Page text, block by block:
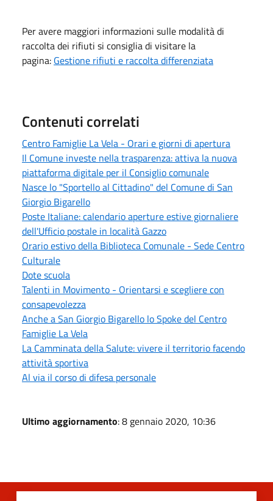
Per avere maggiori informazioni sulle modalità di
raccolta dei rifiuti si consiglia di visitare la
pagina: Gestione rifiuti e raccolta differenziata
Contenuti correlati
Centro Famiglie La Vela - Orari e giorni di apertura
Il Comune investe nella trasparenza: attiva la nuova
piattaforma digitale per il Consiglio comunale
Nasce lo "Sportello al Cittadino" del Comune di San
Giorgio Bigarello
Poste Italiane: calendario aperture estive giornaliere
dell'Ufficio postale in località Gazzo
Orario estivo della Biblioteca Comunale - Sede Centro
Culturale
Dote scuola
Talenti in Movimento - Orientarsi e scegliere con
consapevolezza
Anche a San Giorgio Bigarello lo Spoke del Centro
Famiglie La Vela
La Camminata della Salute: vivere il territorio facendo
attività sportiva
Al via il corso di difesa personale
Ultimo aggiornamento: 8 gennaio 2020, 10:36